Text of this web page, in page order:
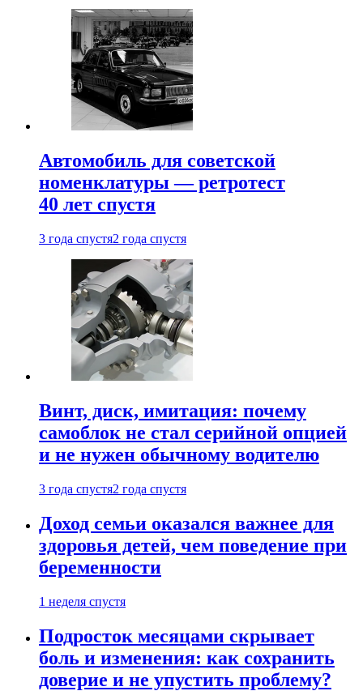
Автомобиль для советской
номенклатуры — ретротест
40 лет спустя
3 года спустя2 года спустя
Винт, диск, имитация: почему
самоблок не стал серийной опцией
и не нужен обычному водителю
3 года спустя2 года спустя
Доход семьи оказался важнее для
здоровья детей, чем поведение при
беременности
1 неделя спустя
Подросток месяцами скрывает
боль и изменения: как сохранить
доверие и не упустить проблему?